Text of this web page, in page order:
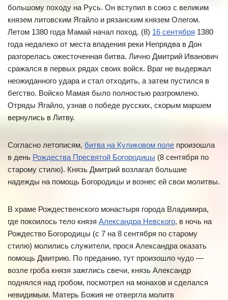
большому походу на Русь. Он вступил в союз с великим
князем литовским Ягайло и рязанским князем Олегом.
Летом 1380 года Мамай начал поход. (8) 16 сентября 1380
года недалеко от места впадения реки Непрядва в Дон
разгорелась ожесточенная битва. Лично Дмитрий Иванович
сражался в первых рядах своих войск. Враг не выдержал
неожиданного удара и стал отходить, а затем пустился в
бегство. Войско Мамая было полностью разгромлено.
Отряды Ягайло, узнав о победе русских, скорым маршем
вернулись в Литву.
Согласно летописям, битва на Куликовом поле произошла
в день Рождества Пресвятой Богородицы (8 сентября по
старому стилю). Князь Дмитрий возлагал большие
надежды на помощь Богородицы и вознес ей свои молитвы.
В храме Рождественского монастыря города Владимира,
где покоилось тело князя Александра Невского, в ночь на
Рождество Богородицы (с 7 на 8 сентября по старому
стилю) молились служители, прося Александра оказать
помощь Дмитрию. По преданию, тут произошло чудо —
возле гроба князя зажглись свечи, князь Александр
поднялся над гробом, посмотрел на монахов и сделался
невидимым. Матерь Божия не отвергла молитв